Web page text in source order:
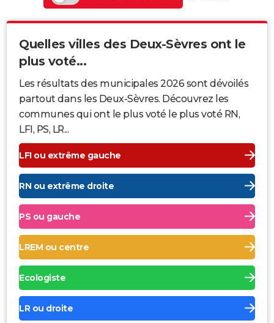
Quelles villes des Deux-Sèvres ont le
plus voté...
Les résultats des municipales 2026 sont dévoilés
partout dans les Deux-Sèvres. Découvrez les
communes qui ont le plus voté le plus voté RN,
LFI, PS, LR...
LFI ou extrême gauche
RN ou extrême droite
PS ou gauche
LREM ou centre
Ecologiste
LR ou droite